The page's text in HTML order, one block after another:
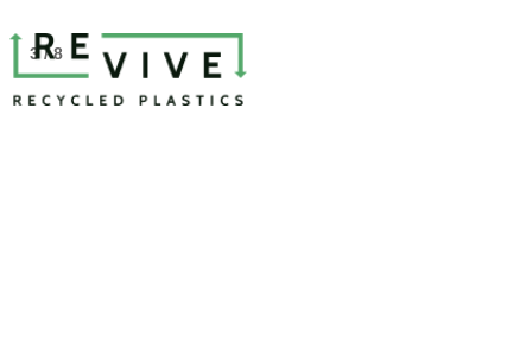
3 / 8